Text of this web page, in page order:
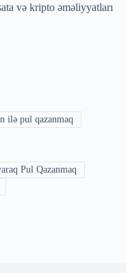
və kripto əməliyyatları
ilə pul qazanmaq
Pul Qazanmaq